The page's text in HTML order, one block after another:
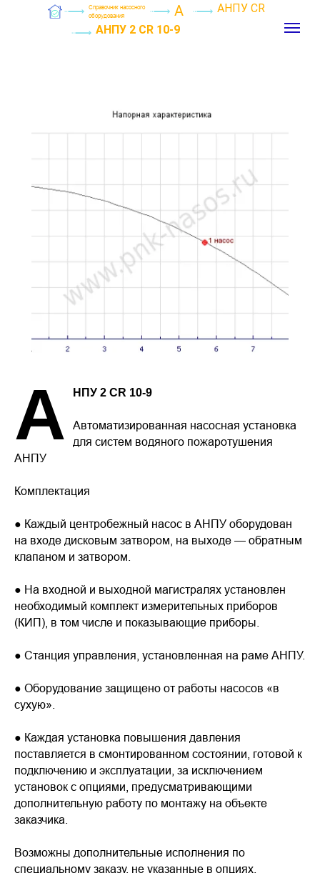
Справочник насосного
оборудования
А
АНПУ CR
АНПУ 2 CR 10-9
А НПУ 2 CR 10-9
Автоматизированная насосная установка
для систем водяного пожаротушения
АНПУ
Комплектация
● Каждый центробежный насос в АНПУ оборудован
на входе дисковым затвором, на выходе — обратным
клапаном и затвором.
● На входной и выходной магистралях установлен
необходимый комплект измерительных приборов
(КИП), в том числе и показывающие приборы.
● Станция управления, установленная на раме АНПУ.
● Оборудование защищено от работы насосов «в
сухую».
● Каждая установка повышения давления
поставляется в смонтированном состоянии, готовой к
подключению и эксплуатации, за исключением
установок с опциями, предусматривающими
дополнительную работу по монтажу на объекте
заказчика.
Возможны дополнительные исполнения по
специальному заказу, не указанные в опциях.